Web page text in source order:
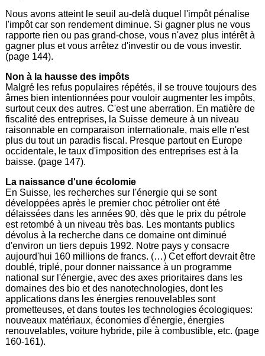
Nous avons atteint le seuil au-delà duquel l'impôt pénalise
l'impôt car son rendement diminue. Si gagner plus ne vous
rapporte rien ou pas grand-chose, vous n'avez plus intérêt à
gagner plus et vous arrêtez d'investir ou de vous investir.
(page 144).
Non à la hausse des impôts
Malgré les refus populaires répétés, il se trouve toujours des
âmes bien intentionnées pour vouloir augmenter les impôts,
surtout ceux des autres. C'est une aberration. En matière de
fiscalité des entreprises, la Suisse demeure à un niveau
raisonnable en comparaison internationale, mais elle n'est
plus du tout un paradis fiscal. Presque partout en Europe
occidentale, le taux d'imposition des entreprises est à la
baisse. (page 147).
La naissance d'une écolomie
En Suisse, les recherches sur l'énergie qui se sont
développées après le premier choc pétrolier ont été
délaissées dans les années 90, dès que le prix du pétrole
est retombé à un niveau très bas. Les montants publics
dévolus à la recherche dans ce domaine ont diminué
d'environ un tiers depuis 1992. Notre pays y consacre
aujourd'hui 160 millions de francs. (…) Cet effort devrait être
doublé, triplé, pour donner naissance à un programme
national sur l'énergie, avec des axes prioritaires dans les
domaines des bio et des nanotechnologies, dont les
applications dans les énergies renouvelables sont
prometteuses, et dans toutes les technologies écologiques:
nouveaux matériaux, économies d'énergie, énergies
renouvelables, voiture hybride, pile à combustible, etc. (page
160-161).